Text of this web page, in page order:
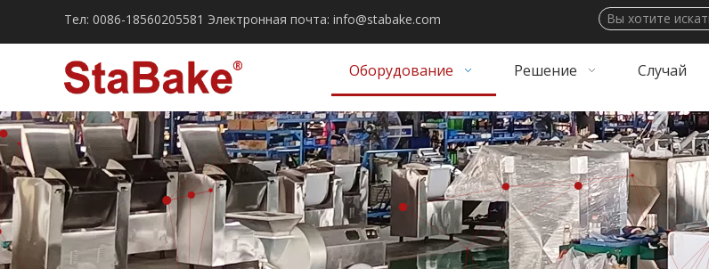
Тел: 0086-18560205581 Электронная почта: info@stabake.com
Оборудование Решение Случай